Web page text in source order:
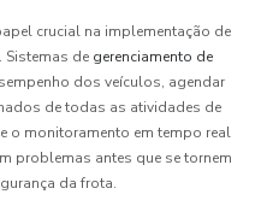
crucial na implementação de
Sistemas de gerenciamento de
dos veículos, agendar
de todas as atividades de
o monitoramento em tempo real
problemas antes que se tornem
da frota.